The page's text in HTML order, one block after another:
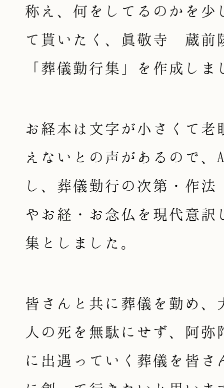
称え、何をしてるのかを少
て貰いたく、眞敬寺 蔵前
「葬儀勤行集」を作成しま
お経本は文字が小さくて老
えないとの声があるので、
し、葬儀勤行の次第・作法
やお経・お念仏を現代意訳
集としました。
皆さんと共に葬儀を勤め、
人の死を無駄にせず、阿弥
に出遇っていく葬儀を皆さ